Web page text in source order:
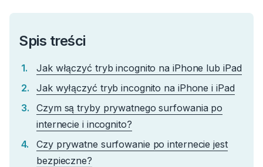
Spis treści
Jak włączyć tryb incognito na iPhone lub iPad
Jak wyłączyć tryb incognito na iPhone i iPad
Czym są tryby prywatnego surfowania po
internecie i incognito?
Czy prywatne surfowanie po internecie jest
bezpieczne?